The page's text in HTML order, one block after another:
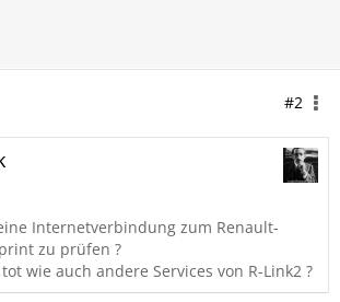
#2
Internetverbindung zum Renault-
zu prüfen ?
wie auch andere Services von R-Link2 ?